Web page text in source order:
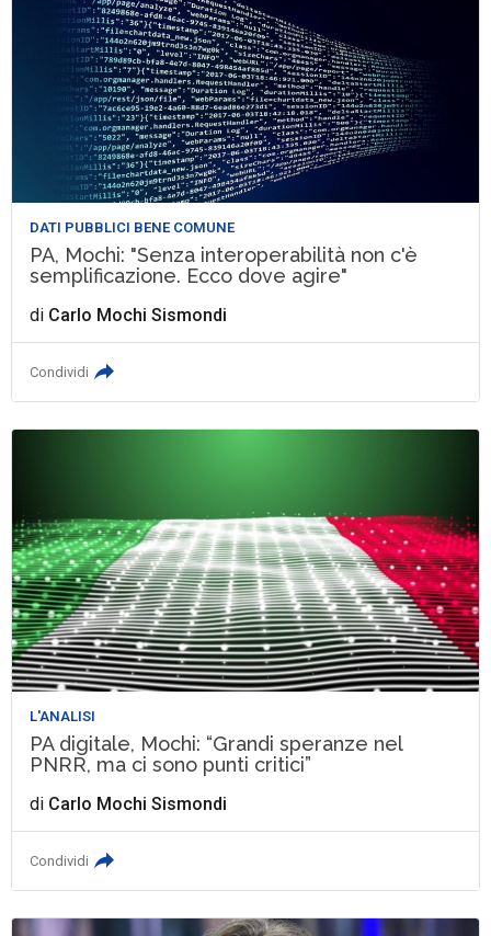
DATI PUBBLICI BENE COMUNE
PA, Mochi: "Senza interoperabilità non c'è
semplificazione. Ecco dove agire"
di Carlo Mochi Sismondi
Condividi
L'ANALISI
PA digitale, Mochi: “Grandi speranze nel
PNRR, ma ci sono punti critici”
di Carlo Mochi Sismondi
Condividi